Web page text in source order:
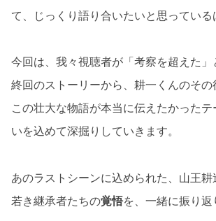
て、じっくり語り合いたいと思っている
今回は、我々視聴者が「考察を超えた
終回のストーリーから、耕一くんのその
この壮大な物語が本当に伝えたかった
いを込めて深掘りしていきます。
あのラストシーンに込められた、山王耕
若き継承者たちの覚悟を、一緒に振り返